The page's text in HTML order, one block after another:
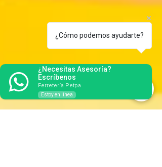
¿Cómo podemos ayudarte?
¿Necesitas Asesoría?
Escríbenos
Ferretería Petpa
Estoy en línea